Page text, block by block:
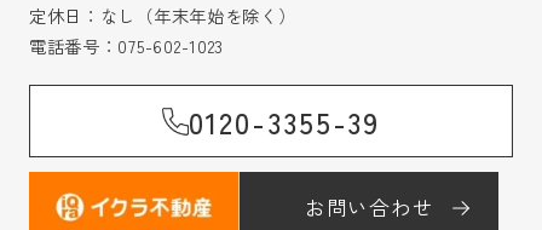
定休日：なし（年末年始を除く）
電話番号： 075-602-1023
0120-3355-39
お問い合わせ